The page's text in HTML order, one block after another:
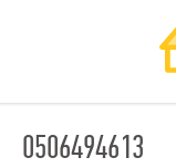
0506494613